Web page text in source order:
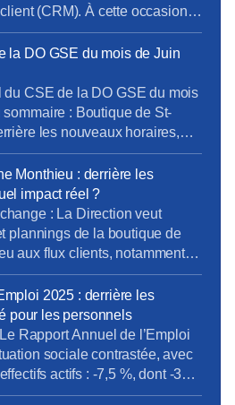
(CRM). À cette occasion,
la Direction du Système
sollicité chaque métier
des charges rigoureux,
les besoins terrain
la DO GSE du mois de Juin
du CSE de la DO GSE du mois
: Boutique de St-
les nouveaux horaires,
Annuel de l’Emploi 2025 :
réalité pour les
l’été, chauffage l’hiver : les
plus subir l’impréparation […]
Monthieu : derrière les
impact réel ?
: La Direction veut
plannings de la boutique de
aux flux clients, notamment le
chargée. Le projet prévoit une
ouvertures/fermetures et des
au planning. Pour la
est de garantir que
2025 : derrière les
pour les personnels
Rapport Annuel de l’Emploi
sociale contrastée, avec
actifs : -7,5 %, dont -373
met en avant 47